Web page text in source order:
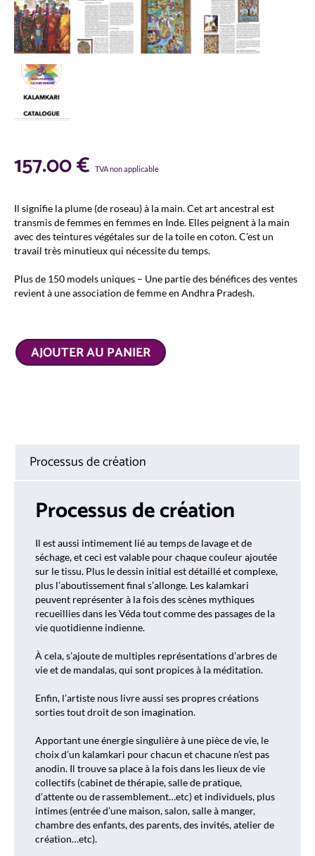
157.00€ TVA non applicable
Il signifie la plume (de roseau) à la main. Cet art ancestral est
transmis de femmes en femmes en Inde. Elles peignent à la main
avec des teintures végétales sur de la toile en coton. C’est un
travail très minutieux qui nécessite du temps.
Plus de 150 models uniques – Une partie des bénéfices des ventes
revient à une association de femme en Andhra Pradesh.
AJOUTER AU PANIER
Processus de création
Processus de création
Il est aussi intimement lié au temps de lavage et de
séchage, et ceci est valable pour chaque couleur ajoutée
sur le tissu. Plus le dessin initial est détaillé et complexe,
plus l’aboutissement final s’allonge. Les kalamkari
peuvent représenter à la fois des scènes mythiques
recueillies dans les Véda tout comme des passages de la
vie quotidienne indienne.
À cela, s’ajoute de multiples représentations d’arbres de
vie et de mandalas, qui sont propices à la méditation.
Enfin, l’artiste nous livre aussi ses propres créations
sorties tout droit de son imagination.
Apportant une énergie singulière à une pièce de vie, le
choix d’un kalamkari pour chacun et chacune n’est pas
anodin. Il trouve sa place à la fois dans les lieux de vie
collectifs (cabinet de thérapie, salle de pratique,
d’attente ou de rassemblement…etc) et individuels, plus
intimes (entrée d’une maison, salon, salle à manger,
chambre des enfants, des parents, des invités, atelier de
création…etc).